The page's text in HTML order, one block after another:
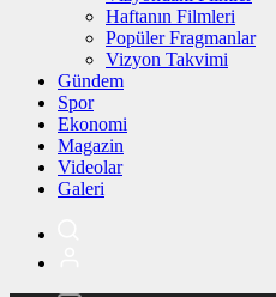
Haftanın Filmleri
Popüler Fragmanlar
Vizyon Takvimi
Gündem
Spor
Ekonomi
Magazin
Videolar
Galeri